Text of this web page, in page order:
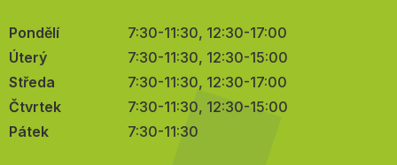
Pondělí
7:30-11:30, 12:30-17:00
Úterý
7:30-11:30, 12:30-15:00
Středa
7:30-11:30, 12:30-17:00
Čtvrtek
7:30-11:30, 12:30-15:00
Pátek
7:30-11:30